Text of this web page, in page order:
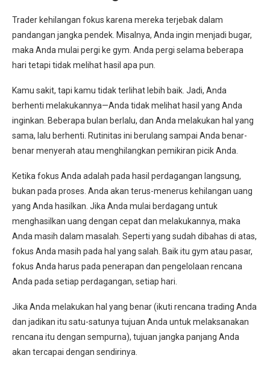
Trader kehilangan fokus karena mereka terjebak dalam
pandangan jangka pendek. Misalnya, Anda ingin menjadi bugar,
maka Anda mulai pergi ke gym. Anda pergi selama beberapa
hari tetapi tidak melihat hasil apa pun.
Kamu sakit, tapi kamu tidak terlihat lebih baik. Jadi, Anda
berhenti melakukannya—Anda tidak melihat hasil yang Anda
inginkan. Beberapa bulan berlalu, dan Anda melakukan hal yang
sama, lalu berhenti. Rutinitas ini berulang sampai Anda benar-
benar menyerah atau menghilangkan pemikiran picik Anda.
Ketika fokus Anda adalah pada hasil perdagangan langsung,
bukan pada proses. Anda akan terus-menerus kehilangan uang
yang Anda hasilkan. Jika Anda mulai berdagang untuk
menghasilkan uang dengan cepat dan melakukannya, maka
Anda masih dalam masalah. Seperti yang sudah dibahas di atas,
fokus Anda masih pada hal yang salah. Baik itu gym atau pasar,
fokus Anda harus pada penerapan dan pengelolaan rencana
Anda pada setiap perdagangan, setiap hari.
Jika Anda melakukan hal yang benar (ikuti rencana trading Anda
dan jadikan itu satu-satunya tujuan Anda untuk melaksanakan
rencana itu dengan sempurna), tujuan jangka panjang Anda
akan tercapai dengan sendirinya.